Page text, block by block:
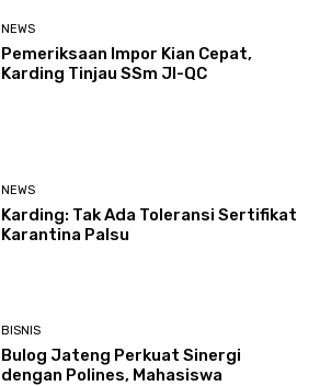
NEWS
Pemeriksaan Impor Kian Cepat,
Karding Tinjau SSm JI-QC
NEWS
Karding: Tak Ada Toleransi Sertifikat
Karantina Palsu
BISNIS
Bulog Jateng Perkuat Sinergi
dengan Polines, Mahasiswa